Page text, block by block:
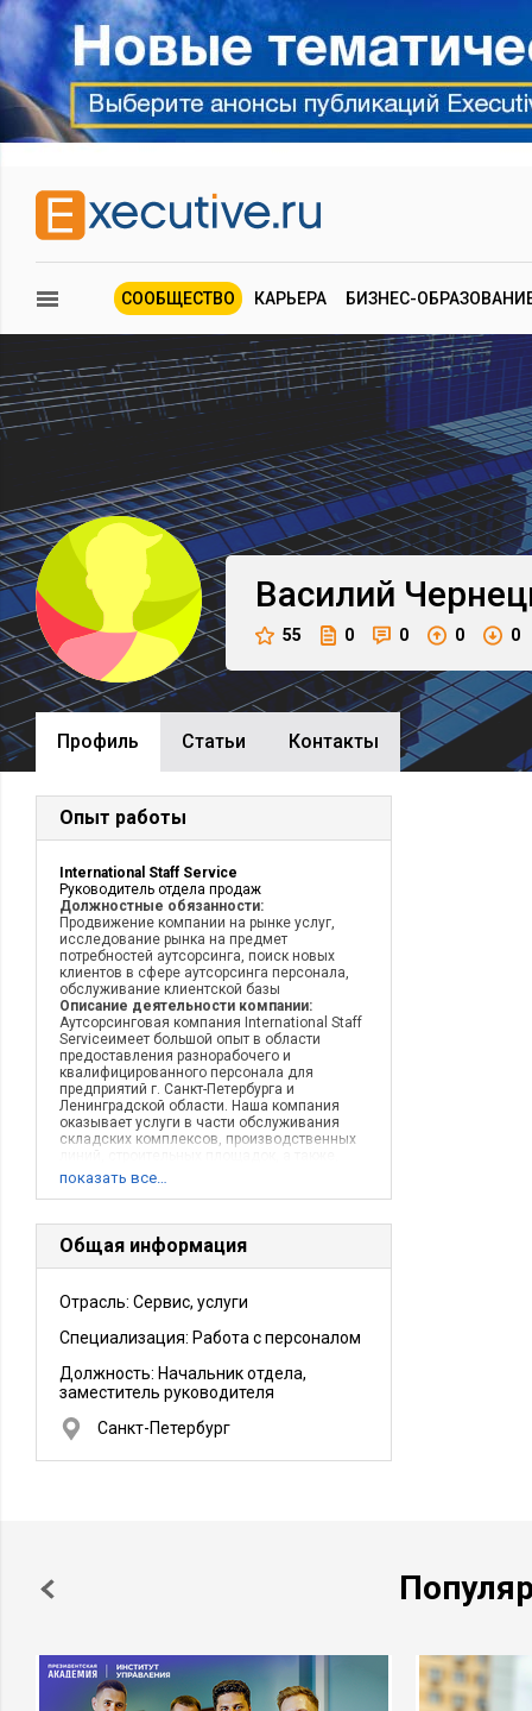
СООБЩЕСТВО КАРЬЕРА БИЗНЕС-
Василий
55 0 0 0 0
Профиль Cтатьи Контакты
Опыт работы
International Staff Service
Руководитель отдела продаж
Должностные обязанности:
Продвижение компании на рынке услуг,
исследование рынка на предмет
потребностей аутсорсинга, поиск новых
клиентов в сфере аутсорсинга персонала,
обслуживание клиентской базы
Описание деятельности компании:
Аутсорсинговая компания International Staff
Serviceимеет большой опыт в области
предоставления разнорабочего и
квалифицированного персонала для
предприятий г. Санкт-Петербурга и
Ленинградской области. Наша компания
оказывает услуги в части обслуживания
складских комплексов, производственных
оказания клининговых услуг.
показать все…
Общая информация
Отрасль: Сервис, услуги
Специализация: Работа с персоналом
Должность: Начальник отдела,
заместитель руководителя
Санкт-Петербург